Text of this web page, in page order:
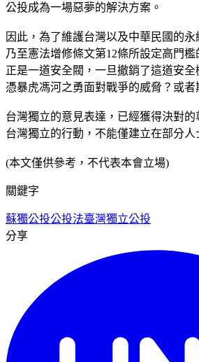
公投成為一場惡夢的解決方案。
因此，為了維護台灣以及中華民國的永
乃至憲法增修條文第12條所設定高門
正是一道安全閥，一旦撤銷了這道安
憑暴虎馮河之勇面對戰爭的威脅？或者
台灣獨立的意見表達，已經獲得決對
台灣獨立的行動，不能僅建立在部分人
(本文僅供參考，不代表本會立場)
關鍵字
蘇獨公投公投法臺灣獨立公投
分享